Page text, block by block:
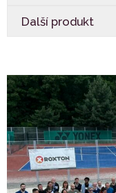
Další produkt